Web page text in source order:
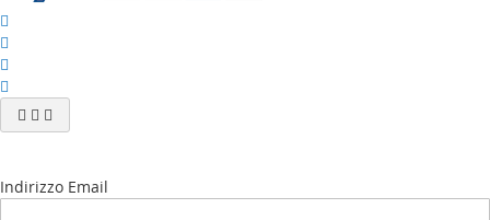
Indirizzo Email